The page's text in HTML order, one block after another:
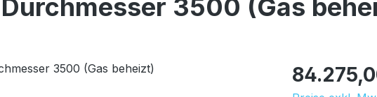
3500 (Gas
Regulärer Preis: